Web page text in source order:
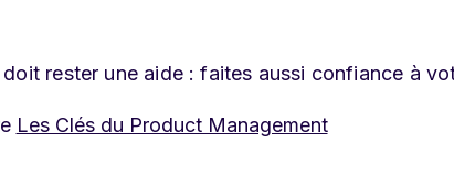
rester une aide : faites aussi confiance à
Les Clés du Product Management